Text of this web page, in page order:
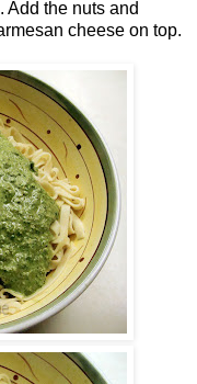
Add the nuts and
cheese on top.